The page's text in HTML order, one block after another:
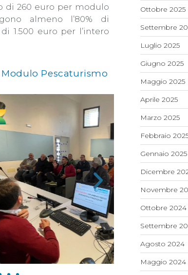
di 260 euro per modulo
almeno l’80% di
1.500 euro per l’intero
Modulo Pescaturismo
Ottobre 2025
Settembre
Luglio 2025
Giugno 2025
Maggio 2025
Aprile 2025
Marzo 2025
Febbraio
Gennaio 2025
Dicembre
Novembre
Ottobre 2024
Settembre
Agosto 2024
Maggio 2024